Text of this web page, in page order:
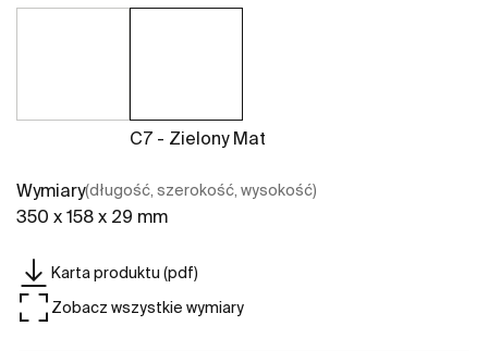
C7 - Zielony Mat
Wymiary(długość, szerokość, wysokość)
350 x 158 x 29 mm
Karta produktu (pdf)
Zobacz wszystkie wymiary